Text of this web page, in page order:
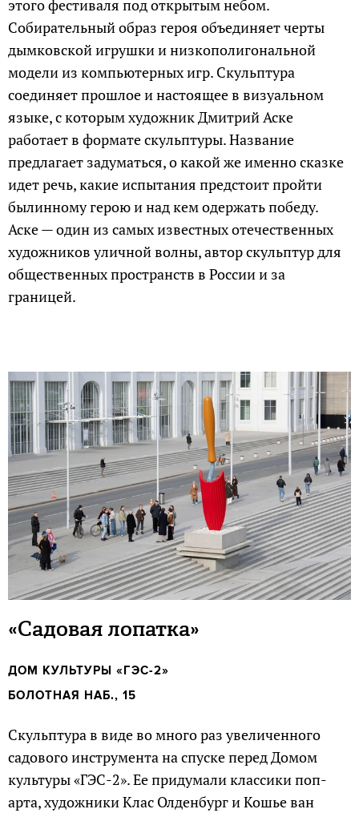
этого фестиваля под открытым небом.
Собирательный образ героя объединяет черты
дымковской игрушки и низкополигональной
модели из компьютерных игр. Скульптура
соединяет прошлое и настоящее в визуальном
языке, с которым художник Дмитрий Аске
работает в формате скульптуры. Название
предлагает задуматься, о какой же именно сказке
идет речь, какие испытания предстоит пройти
былинному герою и над кем одержать победу.
Аске — один из самых известных отечественных
художников уличной волны, автор скульптур для
общественных пространств в России и за
границей.
«Садовая лопатка»
ДОМ КУЛЬТУРЫ «ГЭС-2»
БОЛОТНАЯ НАБ., 15
Скульптура в виде во много раз увеличенного
садового инструмента на спуске перед Домом
культуры «ГЭС-2». Ее придумали классики поп-
арта, художники Клас Олденбург и Кошье ван